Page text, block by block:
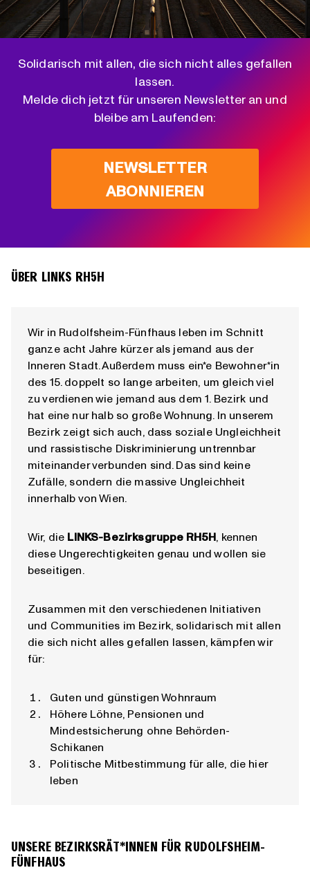
Solidarisch mit allen, die sich nicht alles gefallen
lassen.
Melde dich jetzt für unseren Newsletter an und
bleibe am Laufenden:
NEWSLETTER
ABONNIEREN
ÜBER LINKS RH5H
Wir in Rudolfsheim-Fünfhaus leben im Schnitt
ganze acht Jahre kürzer als jemand aus der
Inneren Stadt. Außerdem muss ein*e Bewohner*in
des 15. doppelt so lange arbeiten, um gleich viel
zu verdienen wie jemand aus dem 1. Bezirk und
hat eine nur halb so große Wohnung. In unserem
Bezirk zeigt sich auch, dass soziale Ungleichheit
und rassistische Diskriminierung untrennbar
miteinander verbunden sind. Das sind keine
Zufälle, sondern die massive Ungleichheit
innerhalb von Wien.
Wir, die LINKS-Bezirksgruppe RH5H, kennen
diese Ungerechtigkeiten genau und wollen sie
beseitigen.
Zusammen mit den verschiedenen Initiativen
und Communities im Bezirk, solidarisch mit allen
die sich nicht alles gefallen lassen, kämpfen wir
für:
Guten und günstigen Wohnraum
Höhere Löhne, Pensionen und
Mindestsicherung ohne Behörden-
Schikanen
Politische Mitbestimmung für alle, die hier
leben
UNSERE BEZIRKSRÄT*INNEN FÜR RUDOLFSHEIM-
FÜNFHAUS